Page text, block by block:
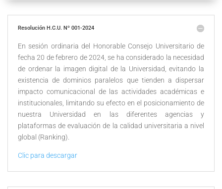
Resolución H.C.U. Nº 001-2024
En sesión ordinaria del Honorable Consejo Universitario de
fecha 20 de febrero de 2024, se ha considerado la necesidad
de ordenar la imagen digital de la Universidad, evitando la
existencia de dominios paralelos que tienden a dispersar
impacto comunicacional de las actividades académicas e
institucionales, limitando su efecto en el posicionamiento de
nuestra Universidad en las diferentes agencias y
plataformas de evaluación de la calidad universitaria a nivel
global (Ranking).
Clic para descargar